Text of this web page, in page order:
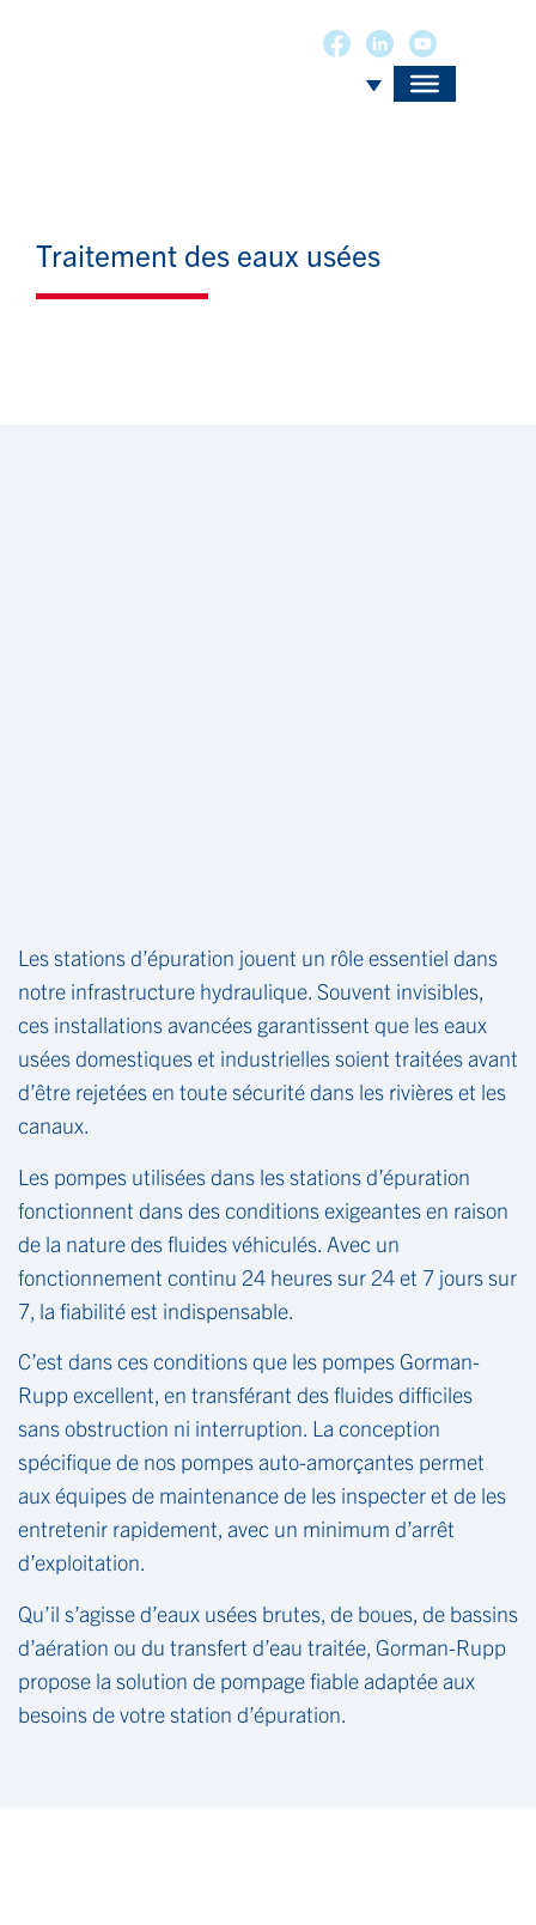
Traitement des eaux usées
Les stations d’épuration jouent un rôle essentiel dans
notre infrastructure hydraulique. Souvent invisibles,
ces installations avancées garantissent que les eaux
usées domestiques et industrielles soient traitées avant
d’être rejetées en toute sécurité dans les rivières et les
canaux.
Les pompes utilisées dans les stations d’épuration
fonctionnent dans des conditions exigeantes en raison
de la nature des fluides véhiculés. Avec un
fonctionnement continu 24 heures sur 24 et 7 jours sur
7, la fiabilité est indispensable.
C’est dans ces conditions que les pompes Gorman-
Rupp excellent, en transférant des fluides difficiles
sans obstruction ni interruption. La conception
spécifique de nos pompes auto-amorçantes permet
aux équipes de maintenance de les inspecter et de les
entretenir rapidement, avec un minimum d’arrêt
d’exploitation.
Qu’il s’agisse d’eaux usées brutes, de boues, de bassins
d’aération ou du transfert d’eau traitée, Gorman-Rupp
propose la solution de pompage fiable adaptée aux
besoins de votre station d’épuration.